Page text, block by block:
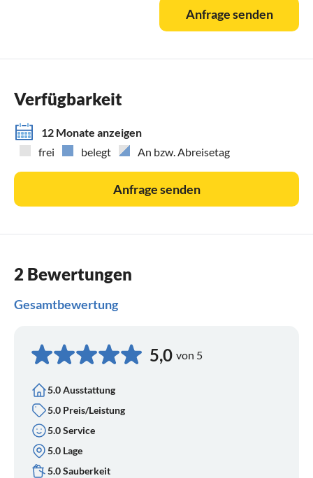
Anfrage senden
Verfügbarkeit
12 Monate anzeigen
frei
belegt An bzw. Abreisetag
Anfrage senden
2 Bewertungen
Gesamtbewertung
5,0 von 5
5.0 Ausstattung
5.0 Preis/Leistung
5.0 Service
5.0 Lage
5.0 Sauberkeit